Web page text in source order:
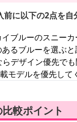
前に以下の2点を自
ブルーのスニー
るブルーを選ぶと
デザイン優先で
モデルを優先して
較ポイント